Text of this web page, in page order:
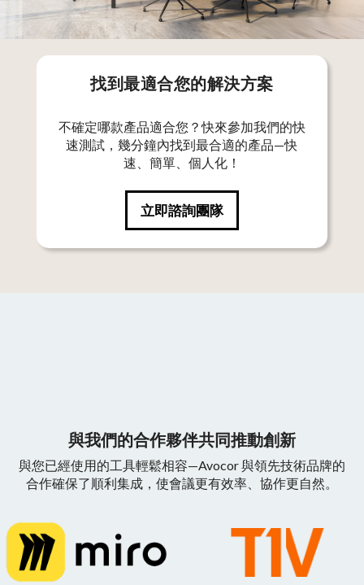
找到最適合您的解決方案
不確定哪款產品適合您？快來參加我們的快
速測試，幾分鐘內找到最合適的產品—快
速、簡單、個人化！
立即諮詢團隊
與我們的合作夥伴共同推動創新
與您已經使用的工具輕鬆相容—Avocor 與領先技術品牌的
合作確保了順利集成，使會議更有效率、協作更自然。